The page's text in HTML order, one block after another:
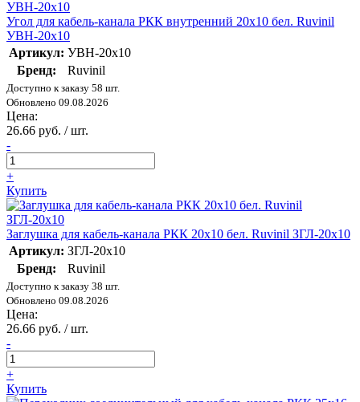
Угол для кабель-канала РКК внутренний 20х10 бел. Ruvinil
УВН-20х10
Артикул: УВН-20х10
Бренд:
Ruvinil
Доступно к заказу 58 шт.
Обновлено 09.08.2026
Цена:
26.66 руб. / шт.
-
+
Купить
Заглушка для кабель-канала РКК 20х10 бел. Ruvinil ЗГЛ-20х10
Артикул: ЗГЛ-20х10
Бренд:
Ruvinil
Доступно к заказу 38 шт.
Обновлено 09.08.2026
Цена:
26.66 руб. / шт.
-
+
Купить